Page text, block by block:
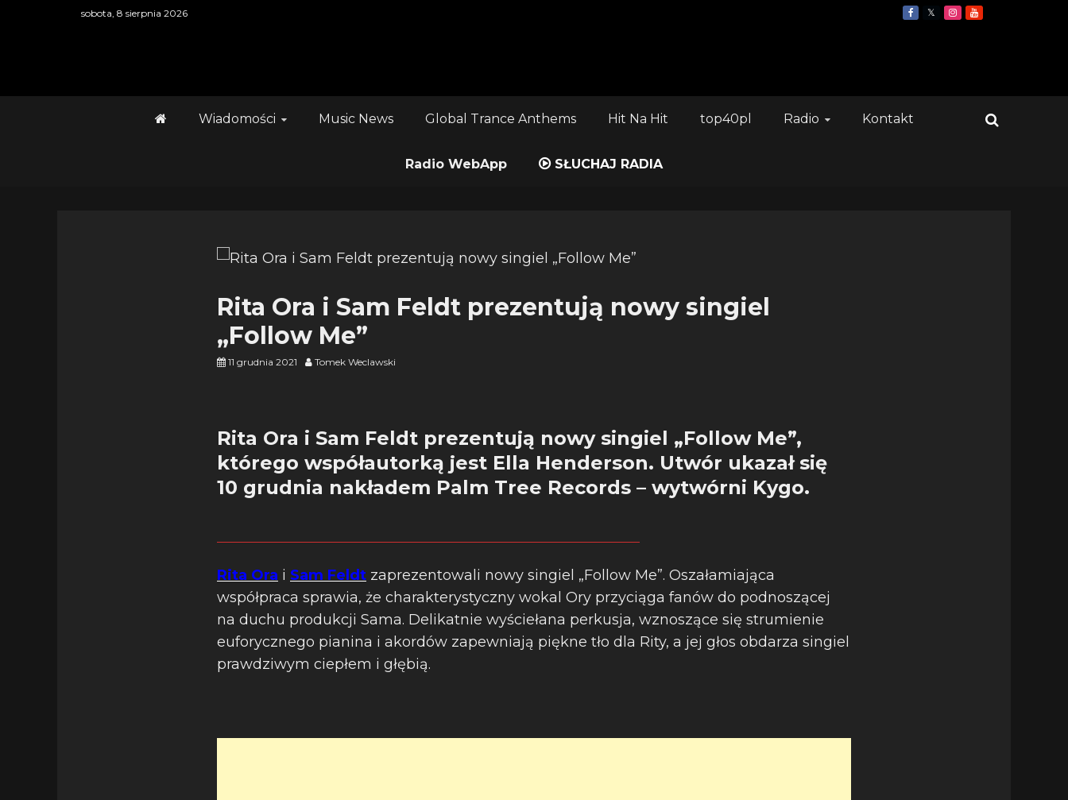
sobota, 8 sierpnia 2026
Wiadomości Music News Global Trance Anthems Hit Na Hit top40pl Radio Kontakt
Radio WebApp SŁUCHAJ RADIA
Rita Ora i Sam Feldt prezentują nowy singiel
„Follow Me”
11 grudnia 2021 Tomek Weclawski
Rita Ora i Sam Feldt prezentują nowy singiel „Follow Me”,
którego współautorką jest Ella Henderson. Utwór ukazał się
10 grudnia nakładem Palm Tree Records – wytwórni Kygo.
Rita Ora i Sam Feldt zaprezentowali nowy singiel „Follow Me”. Oszałamiająca
współpraca sprawia, że charakterystyczny wokal Ory przyciąga fanów do podnoszącej
na duchu produkcji Sama. Delikatnie wyściełana perkusja, wznoszące się strumienie
euforycznego pianina i akordów zapewniają piękne tło dla Rity, a jej głos obdarza singiel
prawdziwym ciepłem i głębią.